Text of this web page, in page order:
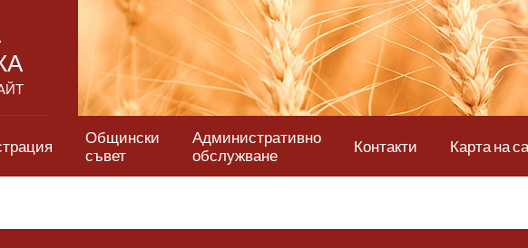
Общински
съвет
Административно
обслужване
Контакти Карта на